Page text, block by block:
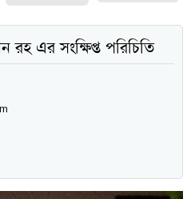
রহ এর সংক্ষিপ্ত পরিচিতি